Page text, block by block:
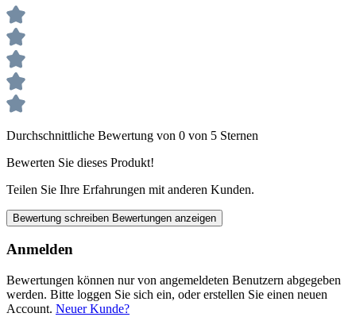
Durchschnittliche Bewertung von 0 von 5 Sternen
Bewerten Sie dieses Produkt!
Teilen Sie Ihre Erfahrungen mit anderen Kunden.
Bewertung schreiben Bewertungen anzeigen
Anmelden
Bewertungen können nur von angemeldeten Benutzern abgegeben
werden. Bitte loggen Sie sich ein, oder erstellen Sie einen neuen
Account. Neuer Kunde?